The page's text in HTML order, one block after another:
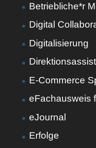
Betriebliche*r
Digital
Digitalisierung
E-Commerce
eFachausweis
eJournal
Erfolge